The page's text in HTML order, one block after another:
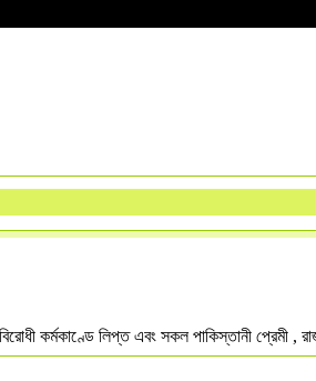
কর্মকাণ্ডে লিপ্ত এবং সকল পাকিস্তানী প্রেমী ,